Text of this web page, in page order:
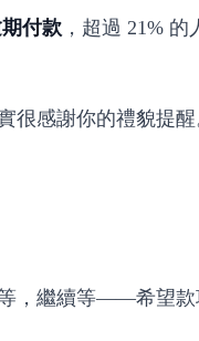
付款 ，超過 21%
感謝你的禮貌提
，繼續等——希望款